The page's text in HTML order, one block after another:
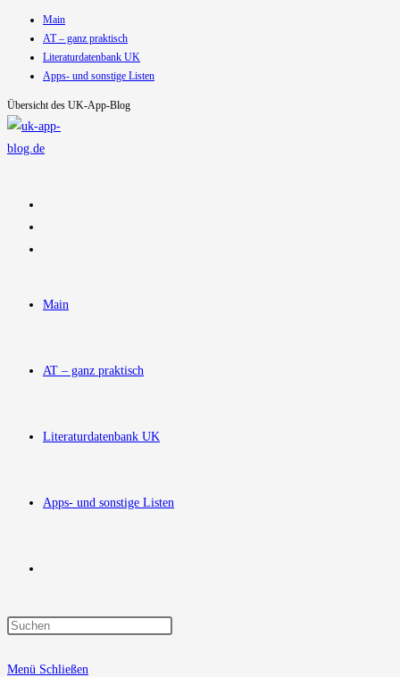
Inhalt
springen
Main
AT – ganz praktisch
Literaturdatenbank UK
Apps- und sonstige Listen
Übersicht des UK-App-Blog
Main
AT – ganz praktisch
Literaturdatenbank UK
Apps- und sonstige Listen
Suche
Menü Schließen